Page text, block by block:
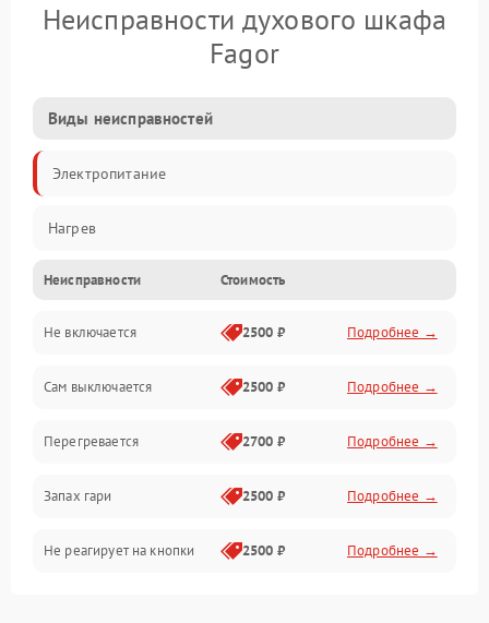
Неисправности духового шкафа
Fagor
Виды неисправностей
Электропитание
Нагрев
Неисправности Стоимость
Не включается 2500 ₽ Подробнее →
Сам выключается 2500 ₽ Подробнее →
Перегревается 2700 ₽ Подробнее →
Запах гари 2500 ₽ Подробнее →
Не реагирует на кнопки 2500 ₽ Подробнее →